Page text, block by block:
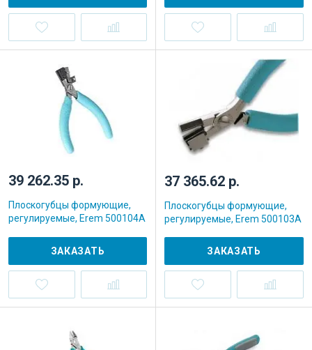
39 262.35 р.
Плоскогубцы формующие,
регулируемые, Erem 500104A
ЗАКАЗАТЬ
37 365.62 р.
Плоскогубцы формующие,
регулируемые, Erem 500103A
ЗАКАЗАТЬ